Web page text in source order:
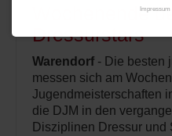
Wochenende
Dressurstars
Warendorf - Die besten
messen sich am
Jugendmeisterschaften
die DJM in den
Disziplinen Dressur und
Impressum